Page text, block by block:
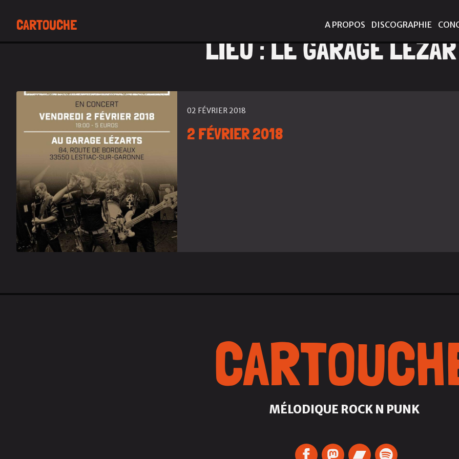
CARTOUCHE A PROPOS DISCOGRAPHIE
LIEU : LE GARAGE
02 FÉVRIER 2018
2 FÉVRIER 2018
MÉLODIQUE ROCK N PUNK